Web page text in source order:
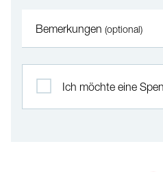
Bemerkungen (optional)
Ich möchte eine